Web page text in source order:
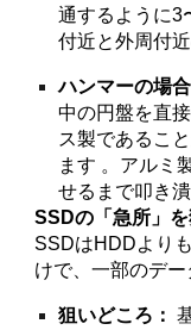
通するように3
付近と外周付
ハンマーの場合
中の円盤を直
ス製であるこ
ます 。アルミ
せるまで叩き
SSDの「急所」を
SSDはHDDより
けで、一部のデー
狙いどころ：